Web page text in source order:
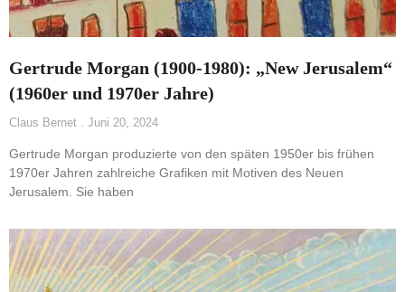
Gertrude Morgan (1900-1980): „New Jerusalem“
(1960er und 1970er Jahre)
Claus Bernet Juni 20, 2024
Gertrude Morgan produzierte von den späten 1950er bis frühen
1970er Jahren zahlreiche Grafiken mit Motiven des Neuen
Jerusalem. Sie haben